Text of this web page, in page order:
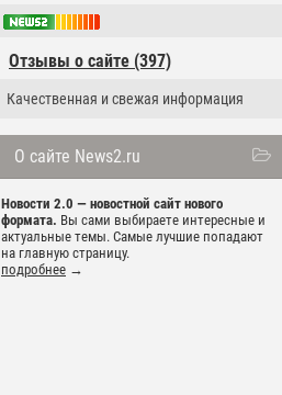
Отзывы о сайте (397)
Качественная и свежая информация
О сайте News2.ru
Новости 2.0 — новостной сайт нового
формата. Вы сами выбираете интересные и
актуальные темы. Самые лучшие попадают
на главную страницу.
подробнее →